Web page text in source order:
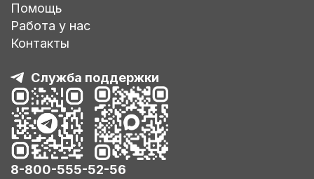
Помощь
Работа у нас
Контакты
Служба поддержки
8-800-555-52-56